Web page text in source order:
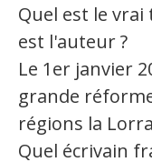
Quel est le
est l'auteur ?
Le 1er janvier
grande
régions la
Quel écrivain